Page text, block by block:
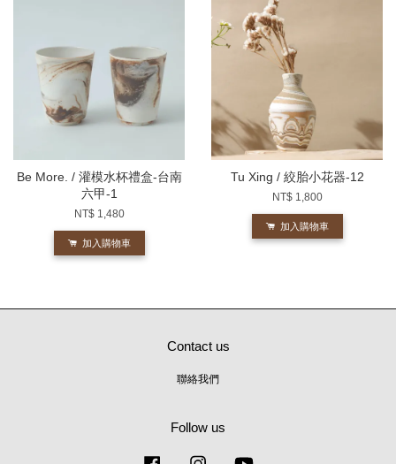
Be More. / 灌模水杯禮盒-台南
六甲-1
NT$ 1,480
加入購物車
Tu Xing / 絞胎小花器-12
NT$ 1,800
加入購物車
Contact us
聯絡我們
Follow us
Facebook Instagram